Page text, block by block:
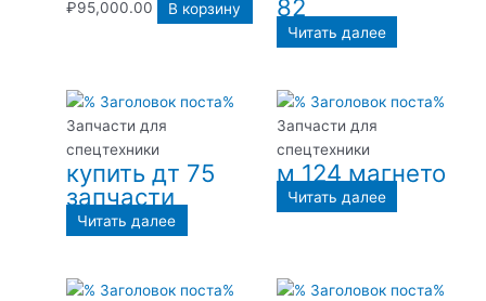
₽95,000.00 В корзину
82
Читать далее
Запчасти для
спецтехники
купить дт 75
запчасти
Читать далее
Запчасти для
спецтехники
м 124 магнето
Читать далее